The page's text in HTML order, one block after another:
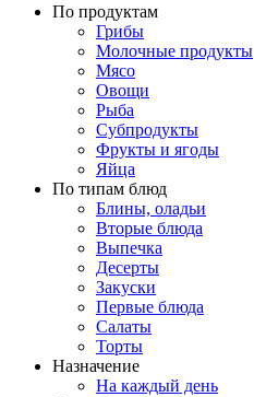
По продуктам
Грибы
Молочные продукты
Мясо
Овощи
Рыба
Субпродукты
Фрукты и ягоды
Яйца
По типам блюд
Блины, оладьи
Вторые блюда
Выпечка
Десерты
Закуски
Первые блюда
Салаты
Торты
Назначение
На каждый день